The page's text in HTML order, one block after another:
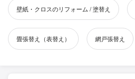
壁紙・クロスのリフォーム / 塗替え
畳張替え（表替え） 網戸張替え